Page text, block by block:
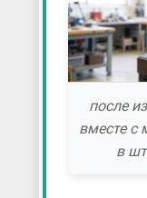
после
вместе с
в